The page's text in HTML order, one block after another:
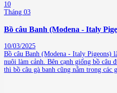
10
Tháng 03
Bồ câu Banh (Modena - Italy
10/03/2025
Bồ câu Banh (Modena - Italy Pigeons)
nuôi làm cảnh. Bên cạnh giống bồ câu
thì bồ câu gà banh cũng nằm trong các